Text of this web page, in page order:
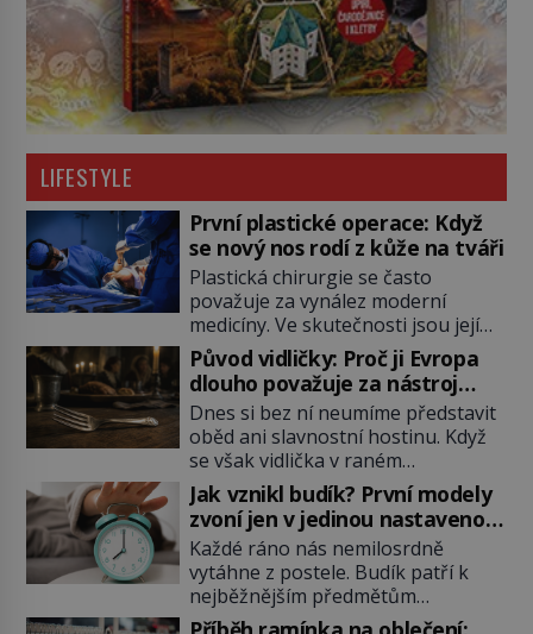
LIFESTYLE
První plastické operace: Když
se nový nos rodí z kůže na tváři
Plastická chirurgie se často
považuje za vynález moderní
medicíny. Ve skutečnosti jsou její
kořeny staré více než dva a půl
tisíce let. V dobách, kdy ještě
neexistují antibiotika ani anestezie,
se odvážní lékaři pokoušejí vracet
lidem tváře znetvořené válkou,
tresty nebo nehodami. Jejich
metody jsou překvapivě
promyšlené a některé principy
používají chirurgové dodnes. Úplně
první […]
Původ vidličky: Proč ji Evropa
dlouho považuje za nástroj
samotného satana?
Dnes si bez ní neumíme představit
oběd ani slavnostní hostinu. Když
se však vidlička v raném
středověku objevuje na evropských
stolech, vzbuzuje pohoršení,
posměch i strach. Mnozí duchovní ji
označují za projev pýchy a
zbytečného přepychu, někteří
dokonce za nástroj ďábla. Trvá
téměř sedm století, než se z
Jak vznikl budík? První modely
zvoní jen v jedinou nastavenou
hodinu
Každé ráno nás nemilosrdně
vytáhne z postele. Budík patří k
nejběžnějším předmětům
domácnosti, jeho cesta k dnešní